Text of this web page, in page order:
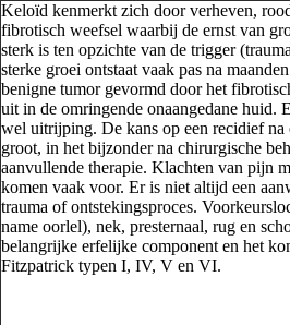
Keloïd kenmerkt zich door verheven,
fibrotisch weefsel waarbij de ernst van
sterk is ten opzichte van de trigger
sterke groei ontstaat vaak pas na
benigne tumor gevormd door het
uit in de omringende onaangedane huid.
wel uitrijping. De kans op een recidief na
groot, in het bijzonder na chirurgische
aanvullende therapie. Klachten van pijn
komen vaak voor. Er is niet altijd een
trauma of ontstekingsproces.
name oorlel), nek, presternaal, rug en
belangrijke erfelijke component en het
Fitzpatrick typen I, IV, V en VI.